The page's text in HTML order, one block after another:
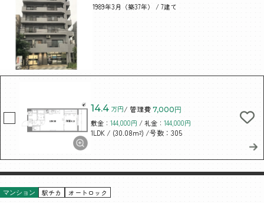
1989年3月（築37年） / 7建て
14.4 万円/ 管理費 7,000円
敷金：144,000円 / 礼金：144,000円
1LDK / (30.08m²) /号数：305
マンション 駅チカ オートロック